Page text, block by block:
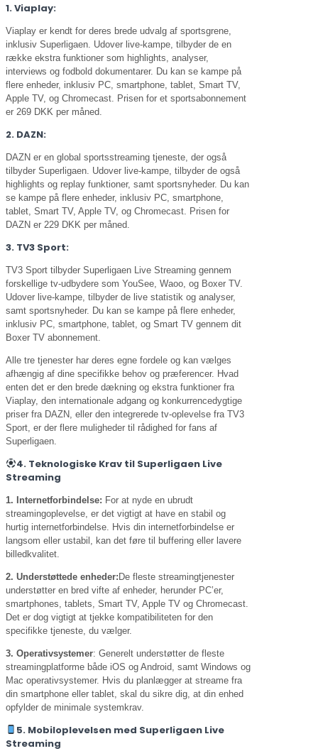
1. Viaplay:
Viaplay er kendt for deres brede udvalg af sportsgrene,
inklusiv Superligaen. Udover live-kampe, tilbyder de en
række ekstra funktioner som highlights, analyser,
interviews og fodbold dokumentarer. Du kan se kampe på
flere enheder, inklusiv PC, smartphone, tablet, Smart TV,
Apple TV, og Chromecast. Prisen for et sportsabonnement
er 269 DKK per måned.
2. DAZN:
DAZN er en global sportsstreaming tjeneste, der også
tilbyder Superligaen. Udover live-kampe, tilbyder de også
highlights og replay funktioner, samt sportsnyheder. Du kan
se kampe på flere enheder, inklusiv PC, smartphone,
tablet, Smart TV, Apple TV, og Chromecast. Prisen for
DAZN er 229 DKK per måned.
3. TV3 Sport:
TV3 Sport tilbyder Superligaen Live Streaming gennem
forskellige tv-udbydere som YouSee, Waoo, og Boxer TV.
Udover live-kampe, tilbyder de live statistik og analyser,
samt sportsnyheder. Du kan se kampe på flere enheder,
inklusiv PC, smartphone, tablet, og Smart TV gennem dit
Boxer TV abonnement.
Alle tre tjenester har deres egne fordele og kan vælges
afhængig af dine specifikke behov og præferencer. Hvad
enten det er den brede dækning og ekstra funktioner fra
Viaplay, den internationale adgang og konkurrencedygtige
priser fra DAZN, eller den integrerede tv-oplevelse fra TV3
Sport, er der flere muligheder til rådighed for fans af
Superligaen.
4. Teknologiske Krav til Superligaen Live
Streaming
1. Internetforbindelse: For at nyde en ubrudt
streamingoplevelse, er det vigtigt at have en stabil og
hurtig internetforbindelse. Hvis din internetforbindelse er
langsom eller ustabil, kan det føre til buffering eller lavere
billedkvalitet.
2. Understøttede enheder: De fleste streamingtjenester
understøtter en bred vifte af enheder, herunder PC’er,
smartphones, tablets, Smart TV, Apple TV og Chromecast.
Det er dog vigtigt at tjekke kompatibiliteten for den
specifikke tjeneste, du vælger.
3. Operativsystemer: Generelt understøtter de fleste
streamingplatforme både iOS og Android, samt Windows og
Mac operativsystemer. Hvis du planlægger at streame fra
din smartphone eller tablet, skal du sikre dig, at din enhed
opfylder de minimale systemkrav.
5. Mobiloplevelsen med Superligaen Live
Streaming